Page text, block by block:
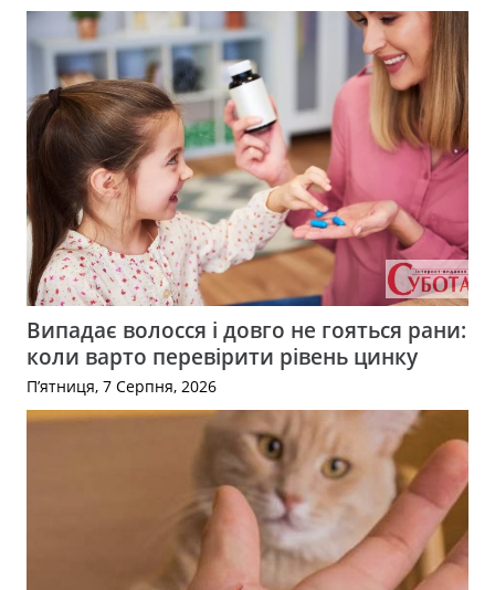
Випадає волосся і довго не гояться рани:
коли варто перевірити рівень цинку
П’ятниця, 7 Серпня, 2026